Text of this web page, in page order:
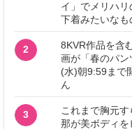
イ」でメリハ
下着みたいなも
2
8KVR作品を含
画が「春のパ
(水)朝9:59まで
ん
3
これまで胸元
那が美ボディ